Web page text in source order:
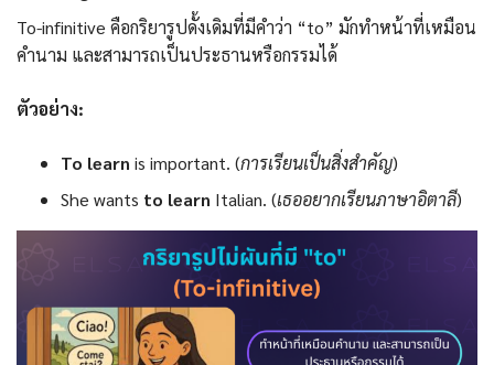
To-infinitive คือกริยารูปดั้งเดิมที่มีคำว่า “to” มักทำหน้าที่เหมือน
คำนาม และสามารถเป็นประธานหรือกรรมได้
ตัวอย่าง:
To learn is important. (การเรียนเป็นสิ่งสำคัญ)
She wants to learn Italian. (เธออยากเรียนภาษาอิตาลี)